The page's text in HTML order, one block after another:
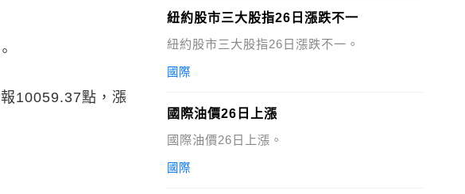
10059.37點，漲
紐約股市三大股指26日漲跌不一
紐約股市三大股指26日漲跌不一。
國際
國際油價26日上漲
國際油價26日上漲。
國際